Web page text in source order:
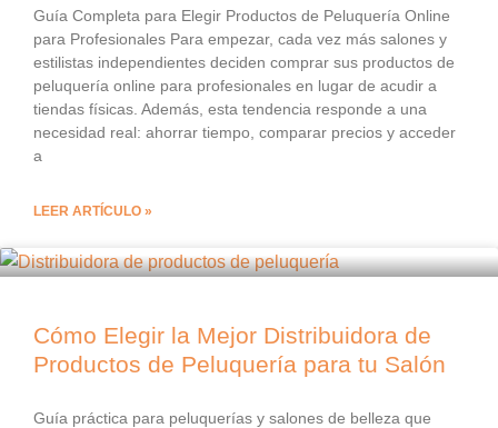
Guía Completa para Elegir Productos de Peluquería Online
para Profesionales Para empezar, cada vez más salones y
estilistas independientes deciden comprar sus productos de
peluquería online para profesionales en lugar de acudir a
tiendas físicas. Además, esta tendencia responde a una
necesidad real: ahorrar tiempo, comparar precios y acceder
a
LEER ARTÍCULO »
Cómo Elegir la Mejor Distribuidora de
Productos de Peluquería para tu Salón
Guía práctica para peluquerías y salones de belleza que